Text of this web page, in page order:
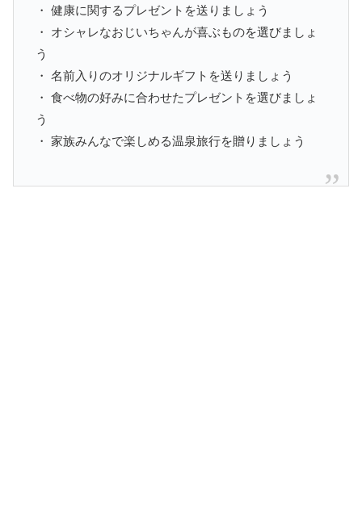
・ 健康に関するプレゼントを送りましょう
・ オシャレなおじいちゃんが喜ぶものを選びましょ
う
・ 名前入りのオリジナルギフトを送りましょう
・ 食べ物の好みに合わせたプレゼントを選びましょ
う
・ 家族みんなで楽しめる温泉旅行を贈りましょう